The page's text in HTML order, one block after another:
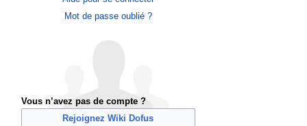
Mot de passe oublié ?
Vous n’avez pas de compte ?
Rejoignez Wiki Dofus